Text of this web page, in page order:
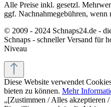
Alle Preise inkl. gesetzl.
ggf. Nachnahmegebühren, wenn
© 2009 - 2024 Schnaps24.de -
Schnaps - schneller Versand für
Niveau
Diese Website verwendet
bieten zu können. Mehr
„[Zustimmen / Alles akzeptieren